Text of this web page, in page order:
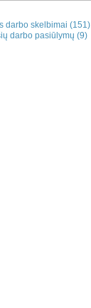
darbo skelbimai (151)
darbo pasiūlymų (9)